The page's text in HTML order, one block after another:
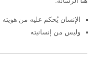
الإنسان يُحكم عليه من هويته
وليس من إنسانيته